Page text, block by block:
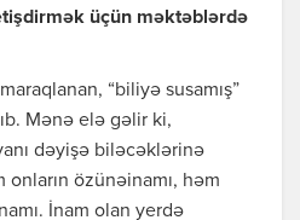
üçün məktəblərdə
“biliyə susamış”
Mənə elə gəlir ki,
dəyişə biləcəklərinə
onların özünəinamı, həm
İnam olan yerdə